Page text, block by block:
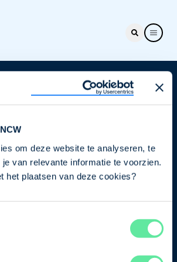
om deze website te analyseren, te
van relevante informatie te voorzien.
het plaatsen van deze cookies?
NCW nieuwsbrief.